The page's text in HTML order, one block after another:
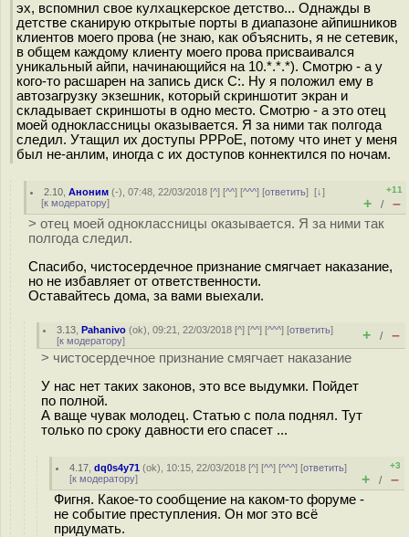
эх, вспомнил свое кулхацкерское детство... Однажды в
детстве сканирую открытые порты в диапазоне айпишников
клиентов моего прова (не знаю, как объяснить, я не сетевик,
в общем каждому клиенту моего прова присваивался
уникальный айпи, начинающийся на 10.*.*.*). Смотрю - а у
кого-то расшарен на запись диск C:. Ну я положил ему в
автозагрузку экзешник, который скриншотит экран и
складывает скриншоты в одно место. Смотрю - а это отец
моей одноклассницы оказывается. Я за ними так полгода
следил. Утащил их доступы PPPoE, потому что инет у меня
был не-анлим, иногда с их доступов коннектился по ночам.
2.10 ,Аноним (-), 07:48, 22/03/2018 [^] [^^] [^^^] [ответить][↓]
[к модератору]
+11
+ / –
> отец моей одноклассницы оказывается. Я за ними так
полгода следил.
Спасибо, чистосердечное признание смягчает наказание,
но не избавляет от ответственности.
Оставайтесь дома, за вами выехали.
3.13 ,Pahanivo (ok), 09:21, 22/03/2018 [^] [^^] [^^^] [ответить]
[к модератору] + / –
> чистосердечное признание смягчает наказание
У нас нет таких законов, это все выдумки. Пойдет
по полной.
А ваще чувак молодец. Статью с пола поднял. Тут
только по сроку давности его спасет ...
4.17 ,dq0s4y71 (ok), 10:15, 22/03/2018 [^] [^^] [^^^] [ответить]
[к модератору]
+3
+ / –
Фигня. Какое-то сообщение на каком-то форуме -
не событие преступления. Он мог это всё
придумать.